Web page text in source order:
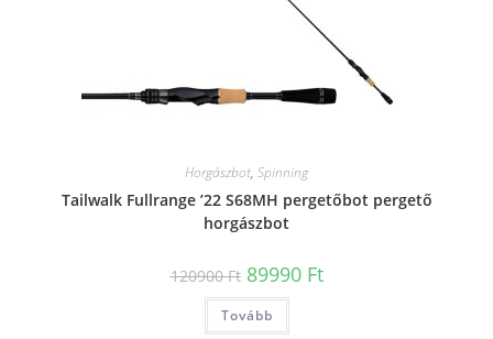
Horgászbot, Spinning
Tailwalk Fullrange ’22 S68MH pergetőbot pergető
horgászbot
120900Ft Original
price
was:
120900 Ft.
89990 FtCurrent
price
Tovább